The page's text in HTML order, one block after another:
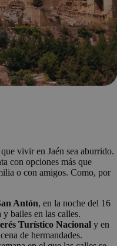
vivir en Jaén sea aburrido.
con opciones más que
o con amigos. Como, por
Antón, en la noche del 16
bailes en las calles.
Turístico Nacional y en
de hermandades.